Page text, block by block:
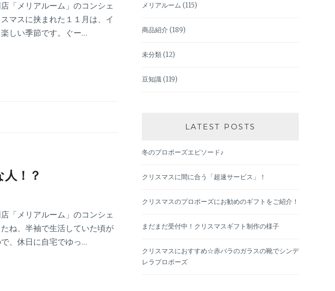
「メリアルーム」のコンシェ
マスに挟まれた１１月は、イ
しい季節です。ぐー…
！？
「メリアルーム」のコンシェ
ね、半袖で生活していた頃が
、休日に自宅でゆっ…
メリアルーム (115)
商品紹介 (189)
未分類(12)
豆知識(119)
LATEST POSTS
冬のプロポーズエピソード♪
クリスマスに間に合う「超速サービス」！
クリスマスのプロポーズにお勧めのギフトをご紹介！
まだまだ受付中！クリスマスギフト制作の様子
クリスマスにおすすめ☆赤バラのガラスの靴でシンデ
レラプロポーズ